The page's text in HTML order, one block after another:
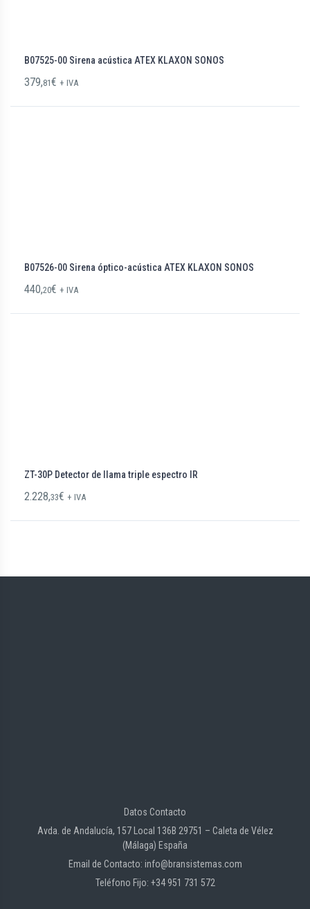
B07525-00 Sirena acústica ATEX KLAXON SONOS
379,81€ + IVA
B07526-00 Sirena óptico-acústica ATEX KLAXON SONOS
440,20€ + IVA
ZT-30P Detector de llama triple espectro IR
2.228,33€ + IVA
Datos Contacto
Avda. de Andalucía, 157 Local 136B 29751 – Caleta de Vélez
(Málaga) España
Email de Contacto: info@bransistemas.com
Teléfono Fijo: +34 951 731 572